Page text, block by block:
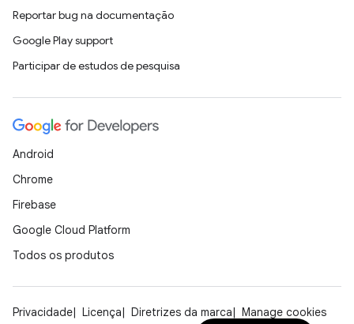
Reportar bug na documentação
Google Play support
Participar de estudos de pesquisa
Android
Chrome
Firebase
Google Cloud Platform
Todos os produtos
Privacidade Licença Diretrizes da marca Manage cookies